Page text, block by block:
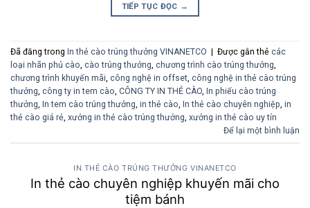
TIẾP TỤC ĐỌC →
Đã đăng trong In thẻ cào trúng thưởng VINANETCO | Được gắn thẻ các
loại nhãn phủ cào cào trúng thưởng chương trình cào trúng thưởng
chương trình khuyến mãi công nghệ in offset công nghệ in thẻ cào trúng
thưởng công ty in tem cào CÔNG TY IN THẺ CÀO In phiếu cào trúng
thưởng In tem cào trúng thưởng in thẻ cào In thẻ cào chuyên nghiệp in
thẻ cào giá rẻ xưởng in thẻ cào trúng thưởng xưởng in thẻ cào uy tín
Để lại một bình luận
IN THẺ CÀO TRÚNG THƯỞNG VINANETCO
In thẻ cào chuyên nghiệp khuyến mãi cho
tiệm bánh